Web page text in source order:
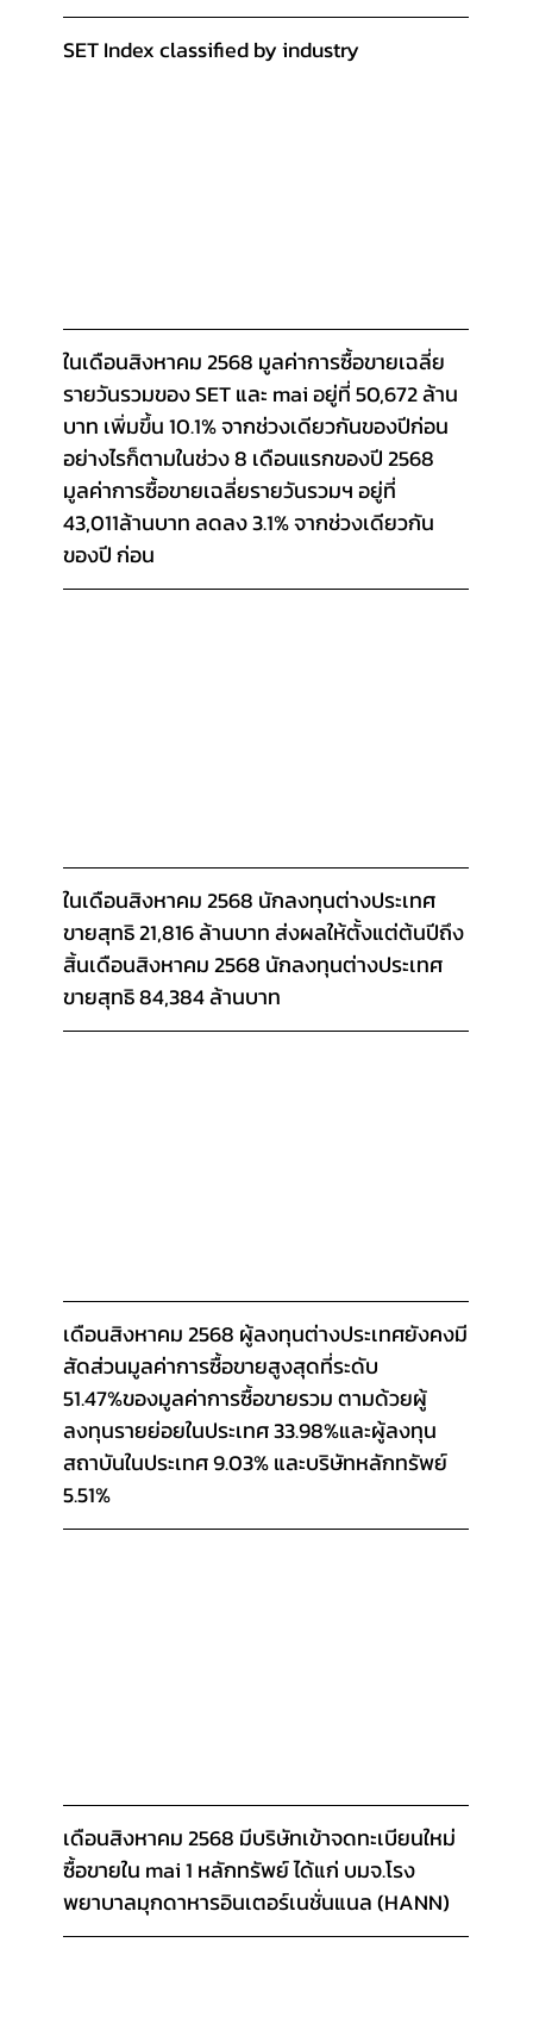
SET Index classified by industry
ในเดือนสิงหาคม 2568 มูลค่าการซื้อขายเฉลี่ย
รายวันรวมของ SET และ mai อยู่ที่ 50,672 ล้าน
บาท เพิ่มขึ้น 10.1% จากช่วงเดียวกันของปีก่อน
อย่างไรก็ตามในช่วง 8 เดือนแรกของปี 2568
มูลค่าการซื้อขายเฉลี่ยรายวันรวมฯ อยู่ที่
43,011ล้านบาท ลดลง 3.1% จากช่วงเดียวกัน
ของปี ก่อน
ในเดือนสิงหาคม 2568 นักลงทุนต่างประเทศ
ขายสุทธิ 21,816 ล้านบาท ส่งผลให้ตั้งแต่ต้นปีถึง
สิ้นเดือนสิงหาคม 2568 นักลงทุนต่างประเทศ
ขายสุทธิ 84,384 ล้านบาท
เดือนสิงหาคม 2568 ผู้ลงทุนต่างประเทศยังคงมี
สัดส่วนมูลค่าการซื้อขายสูงสุดที่ระดับ
51.47%ของมูลค่าการซื้อขายรวม ตามด้วยผู้
ลงทุนรายย่อยในประเทศ 33.98%และผู้ลงทุน
สถาบันในประเทศ 9.03% และบริษัทหลักทรัพย์
5.51%
เดือนสิงหาคม 2568 มีบริษัทเข้าจดทะเบียนใหม่
ซื้อขายใน mai 1 หลักทรัพย์ ได้แก่ บมจ.โรง
พยาบาลมุกดาหารอินเตอร์เนชั่นแนล (HANN)